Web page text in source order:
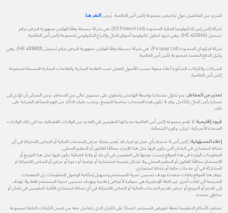
للمزيد من التفاصيل حول تراخيص مجموعة إكس أس العالمية، يُرجىالنقر هنا.
شركة إكس إس للتكنولوجيا المالية المحدودة (XS Fintech Ltd)، هي شركة مسجلة وفقًا لقوانين جمهورية قبرص برقم
تسجيل (HE 426566)، وهي مزود لحلول تكنولوجيا أسواق المال والذراع التكنولوجي لمجموعة إكس أس العالمية.
شركة فيكوباي المحدودة (Ficupay Ltd)، هي شركة مسجلة وفقًا لقوانين جمهورية قبرص برقم تسجيل (HE 433983)، وهي
وكيل الدفع المعتمد لمجموعة إكس أس العالمية.
الشركات والكيانات المذكورة أعلاه مخولة حسب الأصول للعمل تحت العلامة التجارية والعلامات التجارية المسجلة لمجموعة
إكس أس العالمية.
تحذير من المخاطر:يتم تداول منتجاتنا بواسطة الهامش وتنطوي على مستوى عالي من المخاطر، ومن الممكن أن تؤدي إلى
خسارة رأس المال بالكامل. وقد لا تكون هذه المنتجات مناسبة للجميع، ويجب عليك التأكد من فهم المخاطر المترتبة على
ذلك.
قيود إقليمية:لا تقدم مجموعة إكس أس العالمية خدماتها للمقيمين في العديد من الولايات القضائية، بما في ذلك الولايات
المتحدة الأمريكية، ايران، وكوريا الشمالية.
إخلاء المسؤولية:إكس أس لا تنخرط بأي عمل او اجراء قد يُعتبر بمثابة عرض للخدمات المالية أو التماس للانخراط في أي
نشاط استثماري في البلدان التي يكون فيها مثل هذا الإجراء مخالفًا للقانون أو التنظيم المحلي.
المعلومات الواردة في هذا الموقع ليست موجهة إلى المقيمين في أي بلد أو ولاية قضائية يكون فيها مثل هذا التوزيع أو
الاستخدام مخالفًا للقانون أو التنظيم المحلي ولا تشكل نصيحة استثمارية أو توصية أو دعوة أو عرض أو التماس للانخراط او
المشاركة في أي خدمات مالية أو نشاط استثماري.
يتوفر هذا الموقع بلغات متعددة بهدف تحسين تجربة المستخدم وتسهيل إمكانية الوصول للمعلومات. إن الصفحات
المترجمة الي لغات أخرى غير اللغة الإنجليزية هي متوفرة لأغراض إعلامية وبهدف تحسين تجربة المستخدم فقط ولا تهدف
إلى تقديم أو الترويج أو عرض تقديم الخدمات المالية أو التماس للانخراط في أي نشاط استثماري للأفراد المقيمين في بلدان أو
مناطق محددة.
تختلف الأحكام التنظيمية لخطة تعويض المستثمر اعتمادًا على الكيان الذي تتعامل معه من ضمن الكيانات التابعة لمجموعة